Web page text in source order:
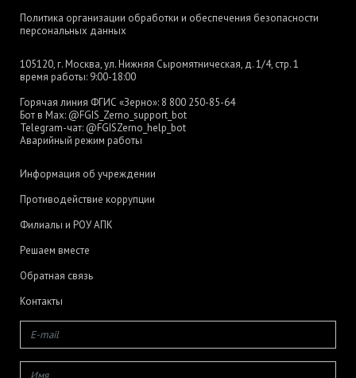
Политика организации обработки и обеспечения безопасности
персональных данных
105120, г. Москва, ул. Нижняя Сыромятническая, д. 1/4, стр. 1
время работы: 9:00-18:00
Горячая линия ФГИС «Зерно»: 8 800 250-85-64
Бот в Max: @FGIS_Zerno_support_bot
Telegram-чат: @FGISZerno_help_bot
Аварийный режим работы
Информация об учреждении
Противодействие коррупции
Филиалы и РОУ АПК
Решаем вместе
Обратная связь
Контакты